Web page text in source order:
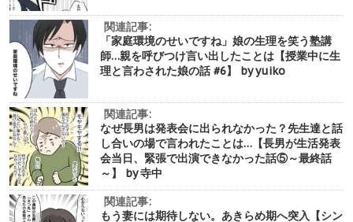
関連記事:
「家庭環境のせいですね」娘の生理を笑う塾講
師…親を呼びつけ言い出したことは【授業中に生
理と言わされた娘の話 #6】 by yuiko
関連記事:
なぜ長男は発表会に出られなかった？先生達と話
し合いの場で言われたことは…【長男が生活発表
会当日、緊張で出演できなかった話⑤～最終話
～】 by 寺中
関連記事:
もう妻には期待しない。あきらめ期へ突入【シン